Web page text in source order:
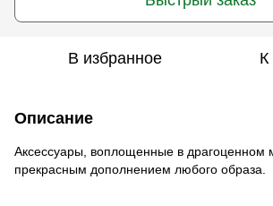
В избранное К
Описание
Аксессуары, воплощенные в драгоценном
прекрасным дополнением любого образа.